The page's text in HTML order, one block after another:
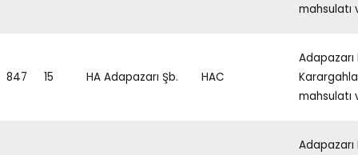
mahsulatı
847 15 HA Adapazarı Şb. HAC
mahsulatı